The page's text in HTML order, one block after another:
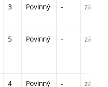
3 Povinný - zá
5 Povinný - zá,zk
4 Povinný - zá,zk